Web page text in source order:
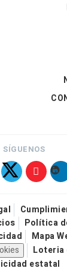
SÍGUENOS
Política
Mapa
Loteria
estatal